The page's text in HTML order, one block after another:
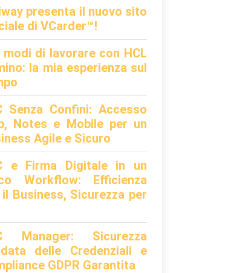
presenta il nuovo sito
di VCarder™!
modi di lavorare con HCL
la mia esperienza sul
Senza Confini: Accesso
Notes e Mobile per un
Agile e Sicuro
e Firma Digitale in un
Workflow: Efficienza
Business, Sicurezza per
Manager: Sicurezza
delle Credenziali e
GDPR Garantita